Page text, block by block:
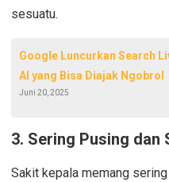
sesuatu.
Google Luncurkan Search
AI yang Bisa Diajak Ngobrol
Juni 20, 2025
3. Sering Pusing dan
Sakit kepala memang